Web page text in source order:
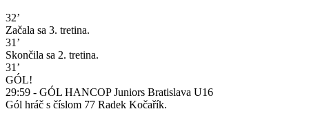
32’
Začala sa 3. tretina.
31’
Skončila sa 2. tretina.
31’
GÓL!
29:59 - GÓL HANCOP Juniors Bratislava U16
Gól hráč s číslom 77 Radek Kočařík.